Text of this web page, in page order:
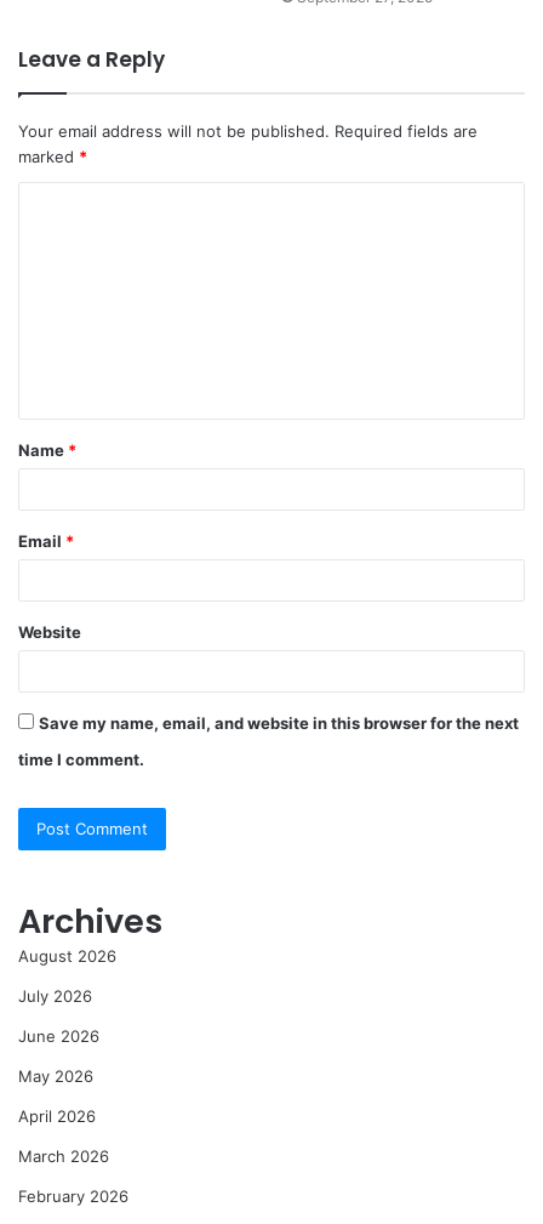
Leave a Reply
Your email address will not be published. Required fields are
marked *
t
*
Name *
Email *
Website
Save my name, email, and website in this browser for the next
time I comment.
Archives
August 2026
July 2026
June 2026
May 2026
April 2026
March 2026
February 2026